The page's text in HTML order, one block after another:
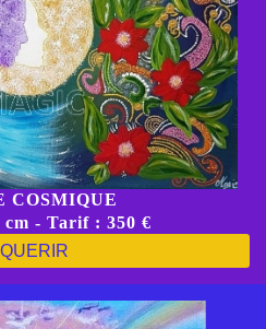
COSMIQUE
cm - Tarif : 350 €